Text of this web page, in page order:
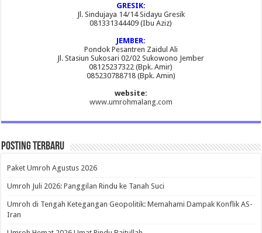
GRESIK:
Jl. Sindujaya 14/14 Sidayu Gresik
081331344409 (Ibu Aziz)
JEMBER:
Pondok Pesantren Zaidul Ali
Jl. Stasiun Sukosari 02/02 Sukowono Jember
08125237322 (Bpk. Amir)
085230788718 (Bpk. Amin)
website:
www.umrohmalang.com
Posting Terbaru
Paket Umroh Agustus 2026
Umroh Juli 2026: Panggilan Rindu ke Tanah Suci
Umroh di Tengah Ketegangan Geopolitik: Memahami Dampak Konflik AS-
Iran